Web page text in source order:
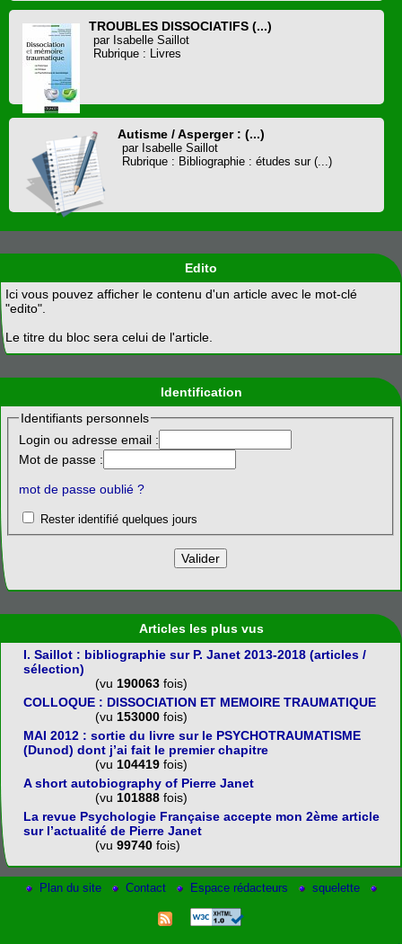
TROUBLES DISSOCIATIFS (...)
par Isabelle Saillot
Rubrique : Livres
Autisme / Asperger : (...)
par Isabelle Saillot
Rubrique : Bibliographie : études sur (...)
Edito
Ici vous pouvez afficher le contenu d'un article avec le mot-clé
"edito".
Le titre du bloc sera celui de l'article.
Identification
Identifiants personnels
Login ou adresse email :
Mot de passe :
mot de passe oublié ?
Rester identifié quelques jours
Articles les plus vus
I. Saillot : bibliographie sur P. Janet 2013-2018 (articles /
sélection)
(vu 190063 fois)
COLLOQUE : DISSOCIATION ET MEMOIRE TRAUMATIQUE
(vu 153000 fois)
MAI 2012 : sortie du livre sur le PSYCHOTRAUMATISME
(Dunod) dont j’ai fait le premier chapitre
(vu 104419 fois)
A short autobiography of Pierre Janet
(vu 101888 fois)
La revue Psychologie Française accepte mon 2ème article
sur l’actualité de Pierre Janet
(vu 99740 fois)
Plan du site Contact Espace rédacteurs squelette